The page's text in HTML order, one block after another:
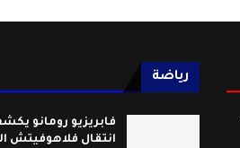
رياضة
فابريزيو رومانو
انتقال فلاهوفيتش